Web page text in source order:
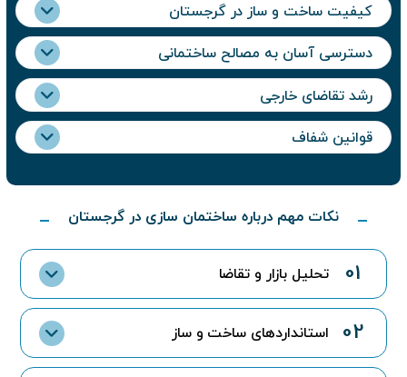
کیفیت ساخت و ساز در گرجستان
دسترسی آسان به مصالح ساختمانی
رشد تقاضای خارجی
قوانین شفاف
نکات مهم درباره ساختمان سازی در گرجستان
01 تحلیل بازار و تقاضا
02 استانداردهای ساخت و ساز